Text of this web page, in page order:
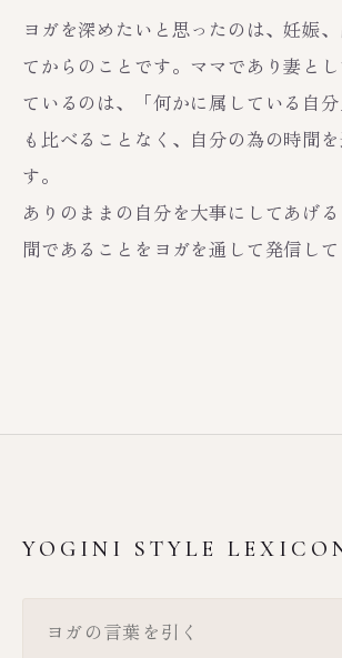
ヨガを深めたいと思ったのは、妊娠
てからのことです。ママであり妻と
ているのは、「何かに属している自
も比べることなく、自分の為の時間
す。
ありのままの自分を大事にしてあげ
間であることをヨガを通して発信し
YOGINI STYLE